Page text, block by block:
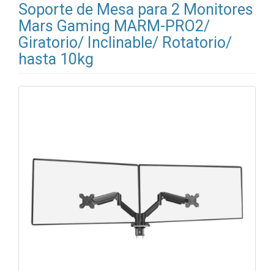
Soporte de Mesa para 2 Monitores
Mars Gaming MARM-PRO2/
Giratorio/ Inclinable/ Rotatorio/
hasta 10kg